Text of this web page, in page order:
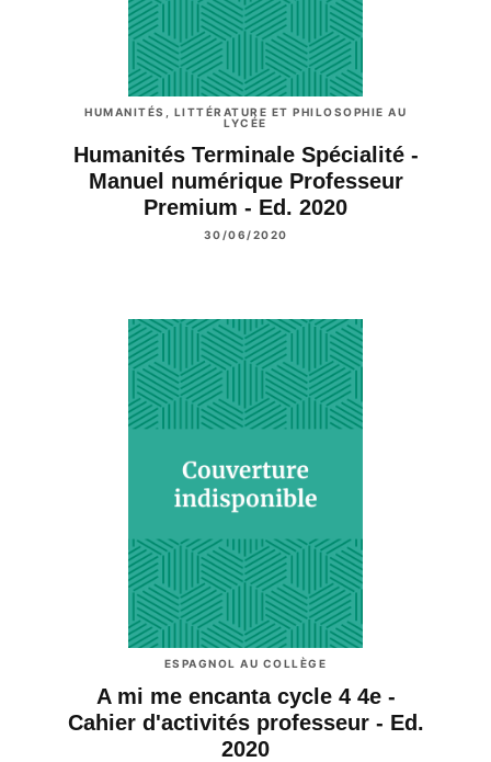
HUMANITÉS, LITTÉRATURE ET PHILOSOPHIE AU
LYCÉE
Humanités Terminale Spécialité -
Manuel numérique Professeur
Premium - Ed. 2020
30/06/2020
ESPAGNOL AU COLLÈGE
A mi me encanta cycle 4 4e -
Cahier d'activités professeur - Ed.
2020